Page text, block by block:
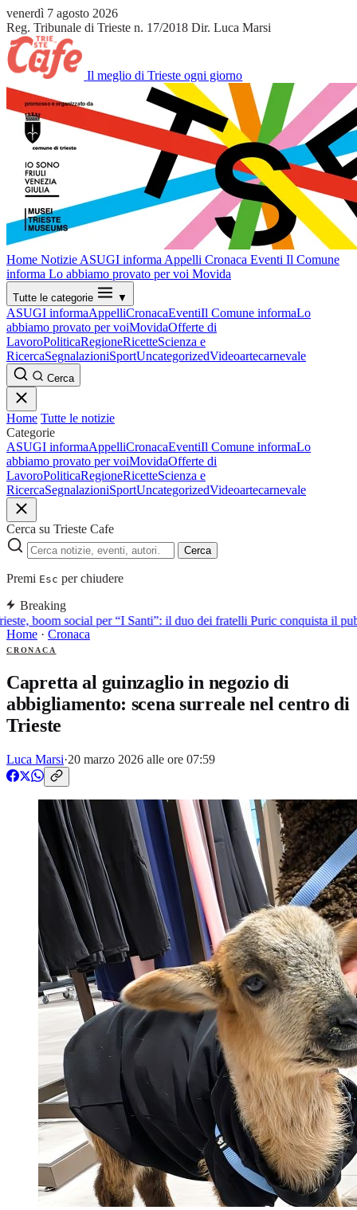
venerdì 7 agosto 2026
Reg. Tribunale di Trieste n. 17/2018 Dir. Luca Marsi
Il meglio di Trieste ogni giorno
Home Notizie ASUGI informa Appelli Cronaca Eventi Il Comune
informa Lo abbiamo provato per voi Movida
Tutte le categorie ▼
ASUGI informaAppelliCronacaEventiIl Comune informaLo
abbiamo provato per voiMovidaOfferte di
LavoroPoliticaRegioneRicetteScienza e
RicercaSegnalazioniSportUncategorizedVideoartecarnevale
Cerca
Home Tutte le notizie
Categorie
ASUGI informaAppelliCronacaEventiIl Comune informaLo
abbiamo provato per voiMovidaOfferte di
LavoroPoliticaRegioneRicetteScienza e
RicercaSegnalazioniSportUncategorizedVideoartecarnevale
Cerca su Trieste Cafe
Cerca
Premi Esc per chiudere
Breaking
boom social per “I Santi”: il duo dei fratelli Puric conquista il
Home · Cronaca
CRONACA
Capretta al guinzaglio in negozio di
abbigliamento: scena surreale nel centro di
Trieste
Luca Marsi·20 marzo 2026 alle ore 07:59